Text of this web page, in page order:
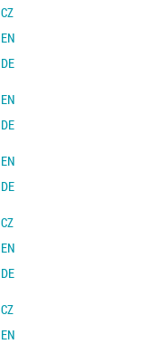
CZ
EN
DE
EN
DE
EN
DE
CZ
EN
DE
CZ
EN